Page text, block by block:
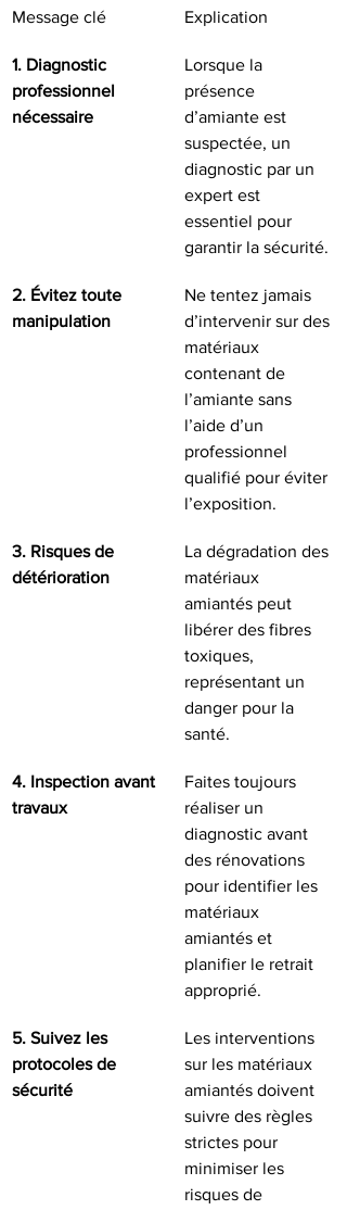
Message clé Explication
1. Diagnostic
professionnel
nécessaire
Lorsque la
présence
d’amiante est
suspectée, un
diagnostic par un
expert est
essentiel pour
garantir la sécurité.
2. Évitez toute
manipulation
Ne tentez jamais
d’intervenir sur des
matériaux
contenant de
l’amiante sans
l’aide d’un
professionnel
qualifié pour éviter
l’exposition.
3. Risques de
détérioration
La dégradation des
matériaux
amiantés peut
libérer des fibres
toxiques,
représentant un
danger pour la
santé.
4. Inspection avant
travaux
Faites toujours
réaliser un
diagnostic avant
des rénovations
pour identifier les
matériaux
amiantés et
planifier le retrait
approprié.
5. Suivez les
protocoles de
sécurité
Les interventions
sur les matériaux
amiantés doivent
suivre des règles
strictes pour
minimiser les
risques de